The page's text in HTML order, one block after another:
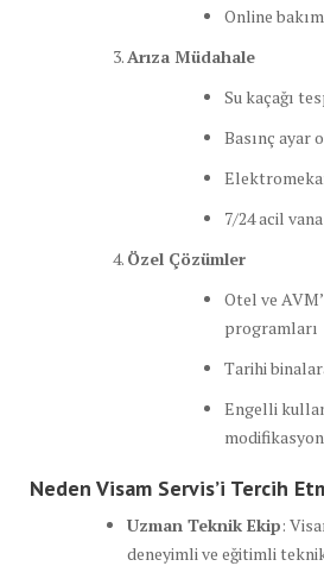
Online
Arıza Müdahale
Su kaçağı
Basınç ayar
7/24 acil
Özel Çözümler
Otel ve
programları
Tarihi
Engelli
Neden Visam Servis’i Tercih
Uzman Teknik Ekip:
deneyimli ve eğitimli